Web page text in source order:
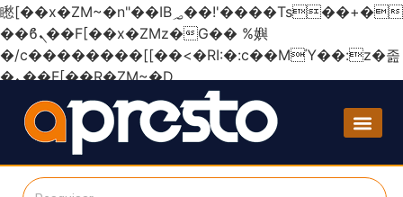
矁[��x�ZM~�n"��IB؃��!'����Тѕ��+��(m��IK�ʭ�/|
��ϐܢ��F[��x�ZMz�G�� %嬩
�/c��������[[��<�RI:�:c��MΎ��:z�졾
�ܢ��F[��R�ZM~�D